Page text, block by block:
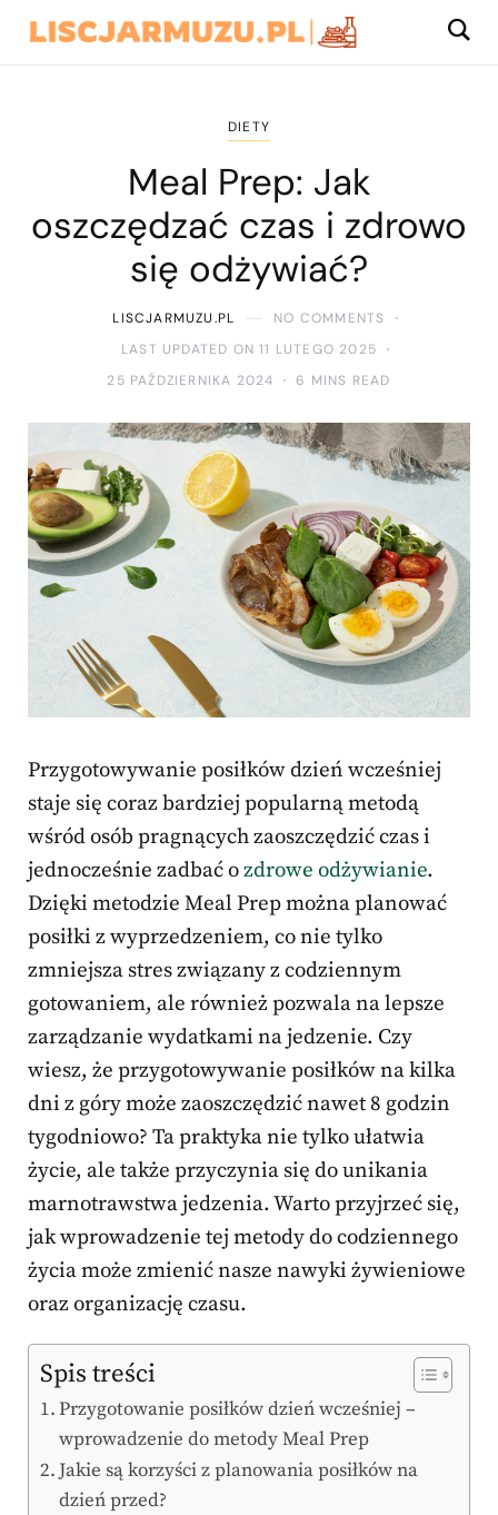
DIETY
Meal Prep: Jak
oszczędzać czas i zdrowo
się odżywiać?
LISCJARMUZU.PL
NO COMMENTS
LAST UPDATED ON 11 LUTEGO 2025
25 PAŹDZIERNIKA 2024
6 MINS READ
Przygotowywanie posiłków dzień wcześniej
staje się coraz bardziej popularną metodą
wśród osób pragnących zaoszczędzić czas i
jednocześnie zadbać ozdrowe odżywianie.
Dzięki metodzie Meal Prep można planować
posiłki z wyprzedzeniem, co nie tylko
zmniejsza stres związany z codziennym
gotowaniem, ale również pozwala na lepsze
zarządzanie wydatkami na jedzenie. Czy
wiesz, że przygotowywanie posiłków na kilka
dni z góry może zaoszczędzić nawet 8 godzin
tygodniowo? Ta praktyka nie tylko ułatwia
życie, ale także przyczynia się do unikania
marnotrawstwa jedzenia. Warto przyjrzeć się,
jak wprowadzenie tej metody do codziennego
życia może zmienić nasze nawyki żywieniowe
oraz organizację czasu.
Spis treści
Przygotowanie posiłków dzień wcześniej –
wprowadzenie do metody Meal Prep
Jakie są korzyści z planowania posiłków na
dzień przed?